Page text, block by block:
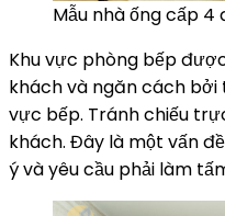
Mẫu nhà ống cấp 4
Khu vực phòng bếp
khách và ngăn cách
vực bếp. Tránh chiếu
khách. Đây là một vấn
ý và yêu cầu phải làm